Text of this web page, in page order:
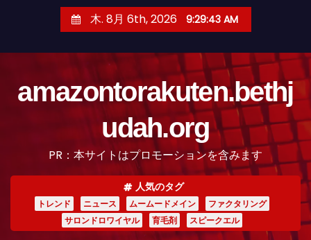
木. 8月 6th, 2026 9:29:44 AM
amazontorakuten.bethj
udah.org
PR：本サイトはプロモーションを含みます
人気のタグ
トレンド ニュース ムームードメイン
ファクタリング
サロンドロワイヤル
育毛剤 スピークエル